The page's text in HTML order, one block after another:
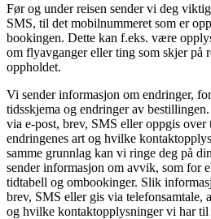
Før og under reisen sender vi deg
SMS, til det mobilnummeret som er
bookingen. Dette kan f.eks. være
om flyavganger eller ting som skjer på
oppholdet.
Vi sender informasjon om endringer,
tidsskjema og endringer av
via e-post, brev, SMS eller oppgis over
endringenes art og hvilke
samme grunnlag kan vi ringe deg på
sender informasjon om avvik, som for
tidtabell og ombookinger. Slik
brev, SMS eller gis via telefonsamtale,
og hvilke kontaktopplysninger vi har til